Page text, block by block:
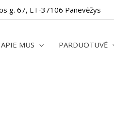
g. 67, LT-37106 Panevėžys
APIE MUS PARDUOTUVĖ